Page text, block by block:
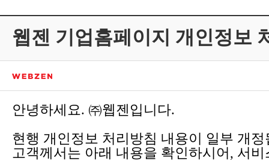
웹젠 기업홈페이지 개인정보
안녕하세요. ㈜웹젠입니다.
현행 개인정보 처리방침 내용이 일부 개정
고객께서는 아래 내용을 확인하시어, 서